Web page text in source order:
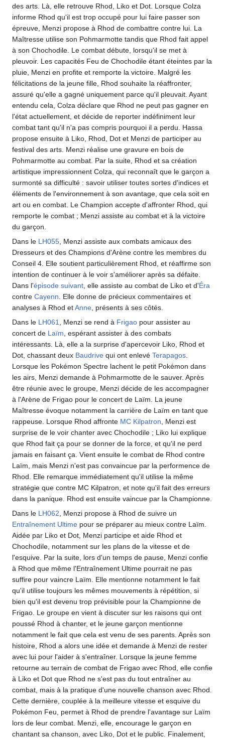
des arts. Là, elle retrouve Rhod, Liko et Dot. Lorsque Colza
informe Rhod qu'il est trop occupé pour lui faire passer son
épreuve, Menzi propose à Rhod de combattre contre lui. La
Maîtresse utilise son Pohmarmotte tandis que Rhod fait appel
à son Chochodile. Le combat débute, lorsqu'il se met à
pleuvoir. Les capacités Feu de Chochodile étant éteintes par la
pluie, Menzi en profite et remporte la victoire. Malgré les
félicitations de la jeune fille, Rhod souhaite la réaffronter,
assuré qu'elle a gagné uniquement parce qu'il pleuvait. Ayant
entendu cela, Colza déclare que Rhod ne peut pas gagner en
l'état actuellement, et décide de reporter indéfiniment leur
combat tant qu'il n'a pas compris pourquoi il a perdu. Hassa
propose ensuite à Liko, Rhod, Dot et Menzi de participer au
festival des arts. Menzi réalise une gravure en bois de
Pohmarmotte au combat. Par la suite, Rhod et sa création
artistique impressionnent Colza, qui reconnaît que le garçon a
surmonté sa difficulté : savoir utiliser toutes sortes d'indices et
éléments de l'environnement à son avantage, que cela soit en
art ou en combat. Le Champion accepte d'affronter Rhod, qui
remporte le combat ; Menzi assiste au combat et à la victoire
du garçon.
Dans le LH055, Menzi assiste aux combats amicaux des
Dresseurs et des Champions d'Arène contre les membres du
Conseil 4. Elle soutient particulièrement Rhod, et réaffirme son
intention de continuer à le voir s'améliorer après sa défaite.
Dans l'épisode suivant, elle assiste au combat de Liko et d'Éra
contre Cayenn. Elle donne de précieux commentaires et
analyses à Rhod etAnne, présents à ses côtés.
Dans le LH061, Menzi se rend à Frigao pour assister au
concert de Laïm, espérant assister à des combats
intéressants. Là, elle a la surprise d'apercevoir Liko, Rhod et
Dot, chassant deux Baudrive qui ont enlevé Terapagos.
Lorsque les Pokémon Spectre lachent le petit Pokémon dans
les airs, Menzi demande à Pohmarmotte de le sauver. Après
être réunie avec le groupe, Menzi décide de les accompagner
à l'Arène de Frigao pour le concert de Laïm. La jeune
Maîtresse évoque notamment la carrière de Laïm en tant que
rappeuse. Lorsque Rhod affronte MC Kilpatron, Menzi est
surprise de le voir chanter avec Chochodile ; Liko lui explique
que Rhod fait ça pour se donner de la force, et qu'il ne perd
jamais en faisant ça. Vient ensuite le combat de Rhod contre
Laïm, mais Menzi n'est pas convaincue par la performence de
Rhod. Elle remarque immédiatement qu'il utilise la même
stratégie que contre MC Kilpatron, et note qu'il fait des erreurs
dans la panique. Rhod est ensuite vaincue par la Championne.
Dans le LH062, Menzi propose à Rhod de suivre un
Entraînement Ultime pour se préparer au mieux contre Laïm.
Aidée par Liko et Dot, Menzi participe et aide Rhod et
Chochodile, notamment sur les plans de la vitesse et de
l'esquive. Par la suite, lors d'un temps de pause, Menzi confie
à Rhod que même l'Entraînement Ultime pourrait ne pas
suffire pour vaincre Laïm. Elle mentionne notamment le fait
qu'il utilise toujours les mêmes mouvements à répétition, si
bien qu'il est devenu trop prévisible pour la Championne de
Frigao. Le groupe en vient à discuter sur les raisons qui ont
poussé Rhod à chanter, et le jeune garçon mentionne
notamment le fait que cela est venu de ses parents. Après son
histoire, Rhod a alors une idée et demande à Menzi de rester
avec lui pour l'aider à s'entraîner. Lorsque la jeune femme
retourne au terrain de combat de Frigao avec Rhod, elle confie
à Liko et Dot que Rhod ne s'est pas du tout entraîner au
combat, mais à la pratique d'une nouvelle chanson avec Rhod.
Cette dernière, couplée à la meilleure vitesse et esquive du
Pokémon Feu, permet à Rhod de prendre l'avantage sur Laïm
lors de leur combat. Menzi, elle, encourage le garçon en
chantant sa chanson, avec Liko, Dot et le public. Finalement,